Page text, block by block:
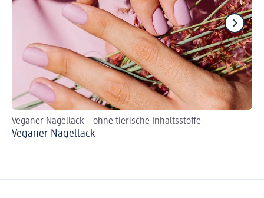
Veganer Nagellack – ohne tierische Inhaltsstoffe
Veganer Nagellack